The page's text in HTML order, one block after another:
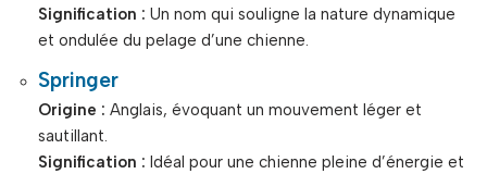
Signification : Un nom qui souligne la nature dynamique
et ondulée du pelage d’une chienne.
Springer
Origine : Anglais, évoquant un mouvement léger et
sautillant.
Signification : Idéal pour une chienne pleine d’énergie et